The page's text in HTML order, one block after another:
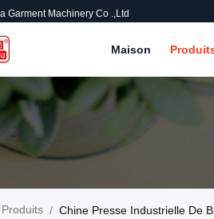
Garment Machinery Co .,ltd
Maison
Produits / Chine Presse Industrielle De